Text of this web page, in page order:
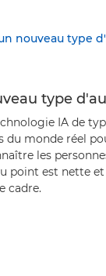
type
IA de
du monde réel
les
point est nette
cadre.